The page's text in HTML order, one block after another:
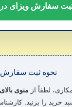
سفارش ویزای
نحوه ثبت سفارش
لطفاً از منوی
خرید را بزنید.